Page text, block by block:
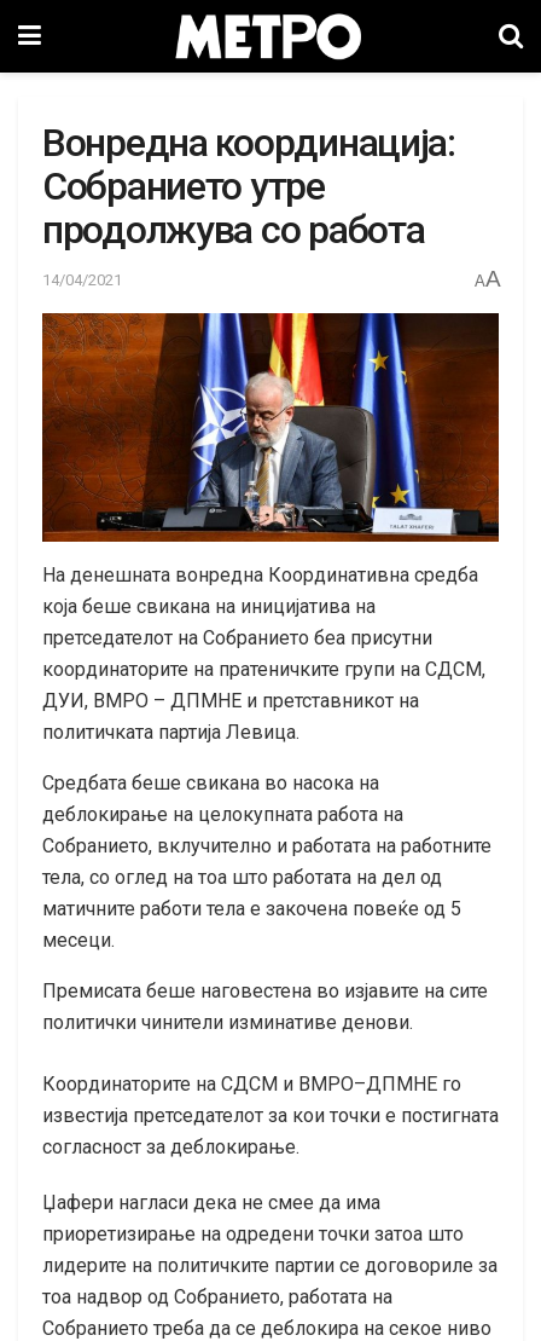
Вонредна координација:
Собранието утре
продолжува со работа
14/04/2021 AA
На денешната вонредна Координативна средба
која беше свикана на иницијатива на
претседателот на Собранието беа присутни
координаторите на пратеничките групи на СДСМ,
ДУИ, ВМРО – ДПМНЕ и претставникот на
политичката партија Левица.
Средбата беше свикана во насока на
деблокирање на целокупната работа на
Собранието, вклучително и работата на работните
тела, со оглед на тоа што работата на дел од
матичните работи тела е закочена повеќе од 5
месеци.
Премисата беше наговестена во изјавите на сите
политички чинители изминативе денови.
Координаторите на СДСМ и ВМРО–ДПМНЕ го
известија претседателот за кои точки е постигната
согласност за деблокирање.
Џафери нагласи дека не смее да има
приоретизирање на одредени точки затоа што
лидерите на политичките партии се договориле за
тоа надвор од Собранието, работата на
Собранието треба да се деблокира на секое ниво